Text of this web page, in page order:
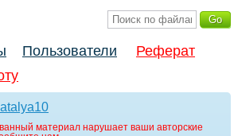
Пользователи
Реферат
материал нарушает ваши авторские